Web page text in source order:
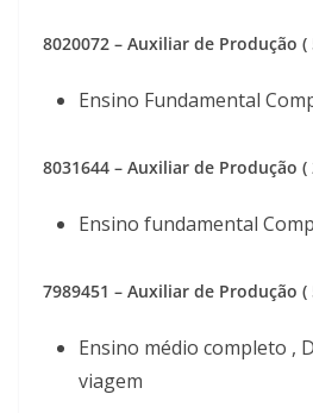
8020072 – Auxiliar de Produção (
Ensino Fundamental
8031644 – Auxiliar de Produção (
Ensino fundamental
7989451 – Auxiliar de Produção (
Ensino médio completo ,
viagem